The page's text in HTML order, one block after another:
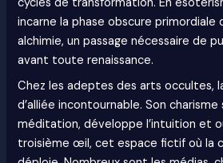
incarne la phase obscure primordiale
alchimie, un passage nécessaire de
avant toute renaissance.
Chez les adeptes des arts occultes,
d’alliée incontournable. Son
méditation, développe l’intuition et
troisième œil, cet espace fictif où la